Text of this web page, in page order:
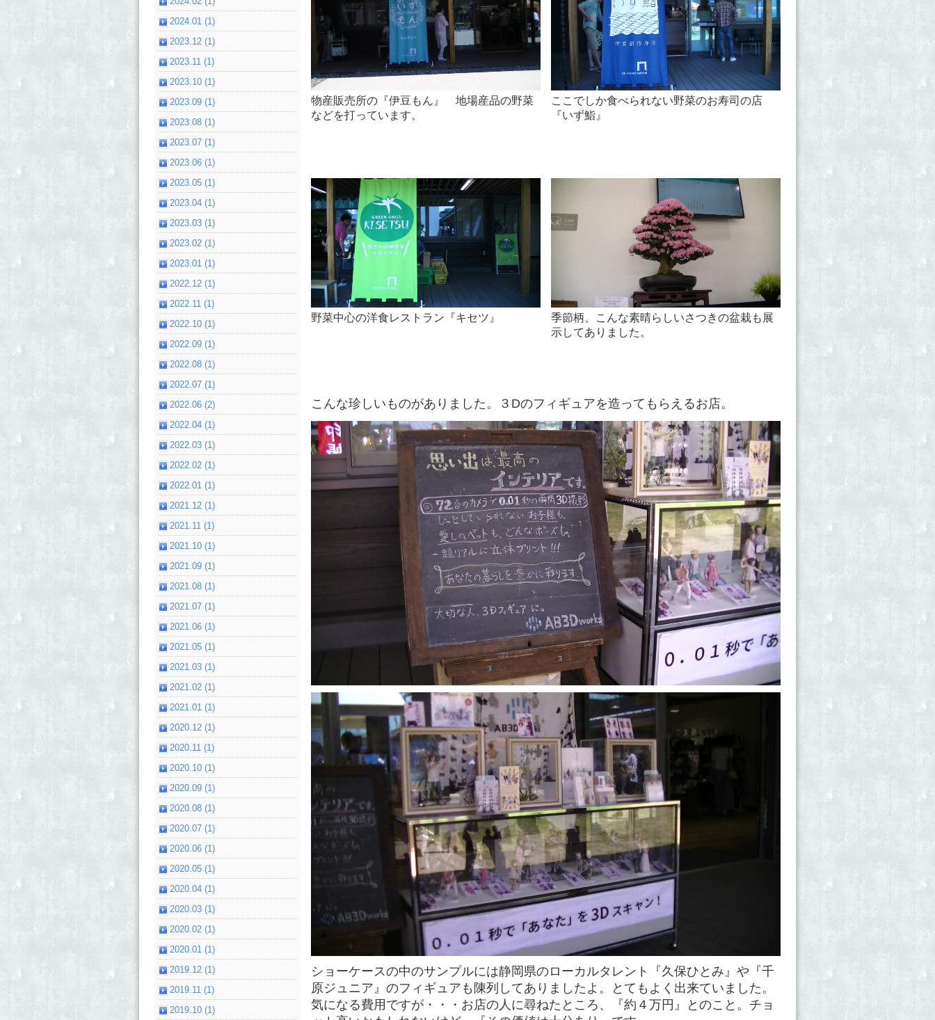
物産販売所の『伊豆もん』 地場産品の野菜
などを打っています。
ここでしか食べられない野菜のお寿司の店
『いず鮨』
野菜中心の洋食レストラン『キセツ』
季節柄、こんな素晴らしいさつきの盆栽も展
示してありました。
こんな珍しいものがありました。３Dのフィギュアを造ってもらえるお店。
ショーケースの中のサンプルには静岡県のローカルタレント『久保ひとみ』や『千
原ジュニア』のフィギュアも陳列してありましたよ。とてもよく出来ていました。
気になる費用ですが・・・お店の人に尋ねたところ、『約４万円』とのこと。チョ
2024.01 (1)
2023.12 (1)
2023.11 (1)
2023.10 (1)
2023.09 (1)
2023.08 (1)
2023.07 (1)
2023.06 (1)
2023.05 (1)
2023.04 (1)
2023.03 (1)
2023.02 (1)
2023.01 (1)
2022.12 (1)
2022.11 (1)
2022.10 (1)
2022.09 (1)
2022.08 (1)
2022.07 (1)
2022.06 (2)
2022.04 (1)
2022.03 (1)
2022.02 (1)
2022.01 (1)
2021.12 (1)
2021.11 (1)
2021.10 (1)
2021.09 (1)
2021.08 (1)
2021.07 (1)
2021.06 (1)
2021.05 (1)
2021.03 (1)
2021.02 (1)
2021.01 (1)
2020.12 (1)
2020.11 (1)
2020.10 (1)
2020.09 (1)
2020.08 (1)
2020.07 (1)
2020.06 (1)
2020.05 (1)
2020.04 (1)
2020.03 (1)
2020.02 (1)
2020.01 (1)
2019.12 (1)
2019.11 (1)
2019.10 (1)